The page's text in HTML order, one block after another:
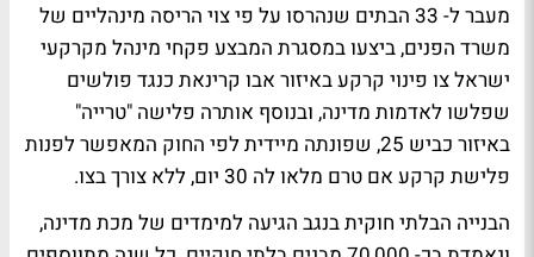
מעבר ל- 33 הבתים שנהרסו על פי צוי הריסה מינהליים של
משרד הפנים, ביצעו במסגרת המבצע פקחי מינהל מקרקעי
ישראל צו פינוי קרקע באיזור אבו קרינאת כנגד פולשים
שפלשו לאדמות מדינה, ובנוסף אותרה פלישה "טרייה"
באיזור כביש 25, שפונתה מיידית לפי החוק המאפשר לפנות
פלישת קרקע אם טרם מלאו לה 30 יום, ללא צורך בצו.
הבנייה הבלתי חוקית בנגב הגיעה למימדים של מכת מדינה,